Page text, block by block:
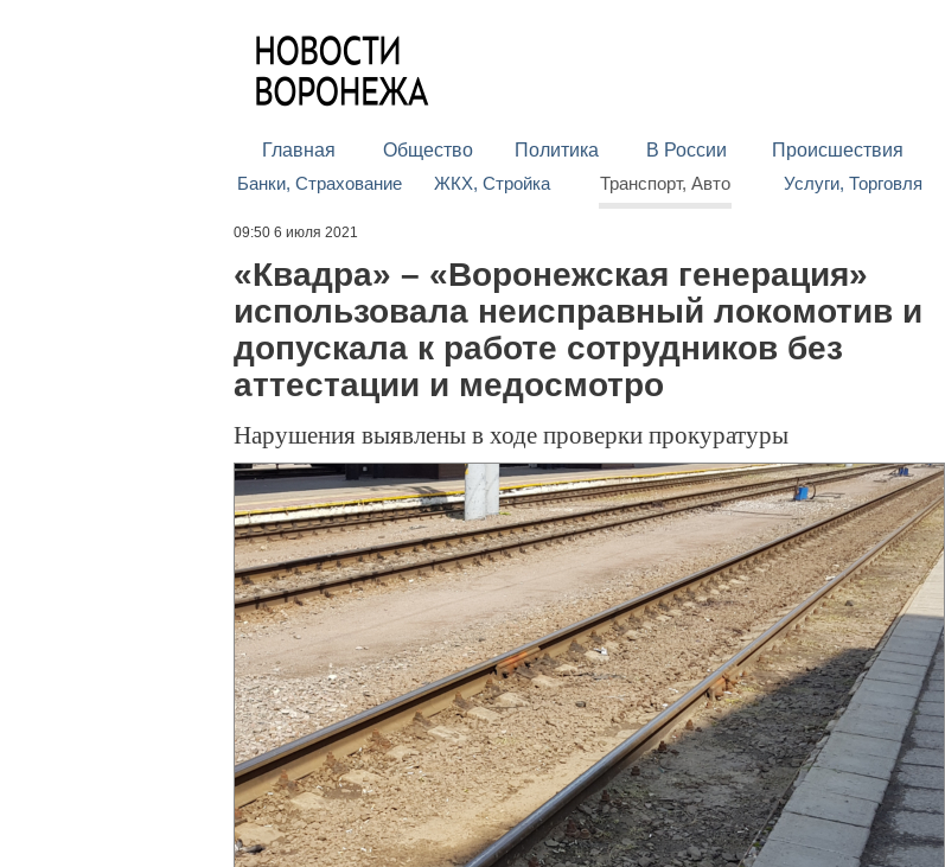
Главная Общество Политика В России Происшествия
Банки, Страхование
ЖКХ, Стройка Транспорт, Авто Услуги, Торговля
09:50 6 июля 2021
«Квадра» – «Воронежская генерация»
использовала неисправный локомотив и
допускала к работе сотрудников без
аттестации и медосмотро
Нарушения выявлены в ходе проверки прокуратуры